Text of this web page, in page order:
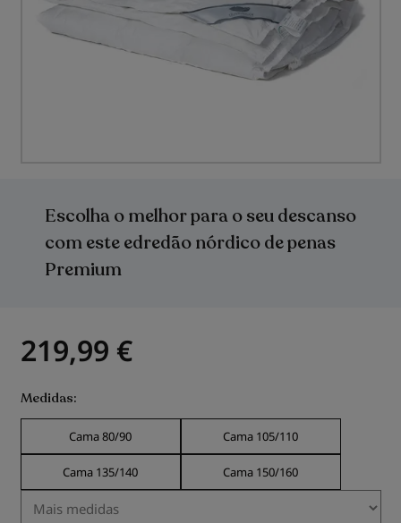
219,99 €
Medidas
Cama 80/90 Cama 105/110
Cama 135/140 Cama 150/160
início
Galeria
Escolha o melhor para o seu descanso
com este edredão nórdico de penas
Premium